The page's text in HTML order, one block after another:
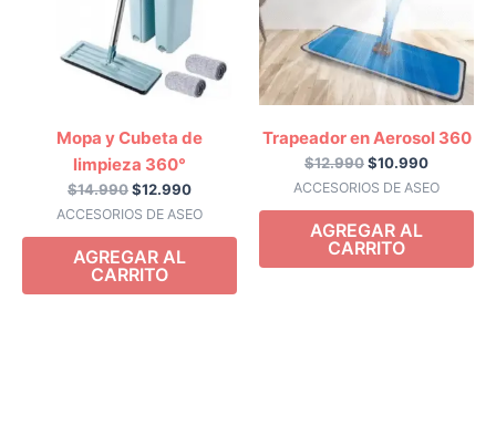
ACCESORIOS DE ASEO
Mopa y Cubeta de
limpieza 360°
$14.990$12.990
AGREGAR AL
CARRITO
ACCESORIOS DE ASEO
Trapeador en Aerosol 360
$12.990$10.990
AGREGAR AL
CARRITO